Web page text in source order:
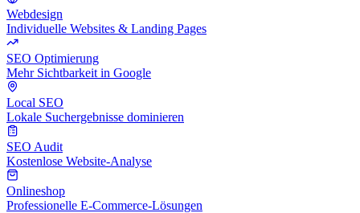
Webdesign
Individuelle Websites & Landing Pages
SEO Optimierung
Mehr Sichtbarkeit in Google
Local SEO
Lokale Suchergebnisse dominieren
SEO Audit
Kostenlose Website-Analyse
Onlineshop
Professionelle E-Commerce-Lösungen